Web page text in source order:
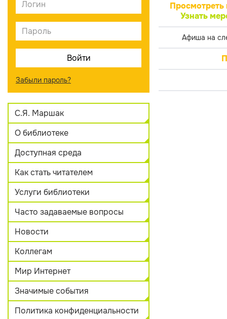
Забыли пароль?
С.Я. Маршак
О библиотеке
Доступная среда
Как стать читателем
Услуги библиотеки
Часто задаваемые вопросы
Новости
Коллегам
Мир Интернет
Значимые события
Политика конфиденциальности
Просмотреть
Узнать
Афиша на